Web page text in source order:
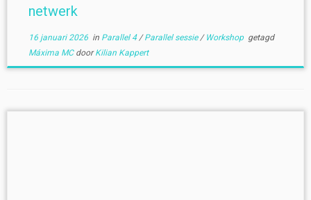
netwerk
16 januari 2026in Parallel 4/Parallel sessie/ Workshop getagd
Máxima MC doorKilian Kappert